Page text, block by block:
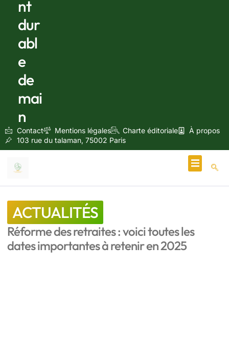
nt
dur
abl
e
de
mai
n
Contact Mentions légales Charte éditoriale
À propos
103 rue du talaman, 75002 Paris
ACTUALITÉS
Réforme des retraites : voici toutes les
dates importantes à retenir en 2025